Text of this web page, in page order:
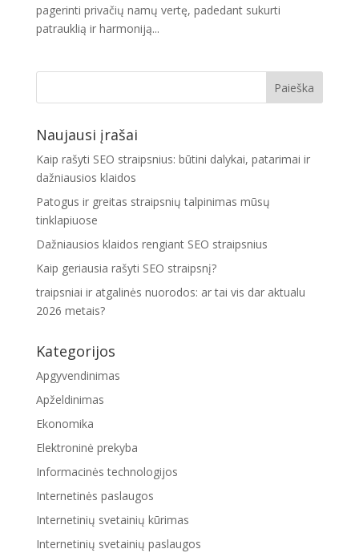
pagerinti privačių namų vertę, padedant sukurti
patrauklią ir harmoniją...
Naujausi įrašai
Kaip rašyti SEO straipsnius: būtini dalykai, patarimai ir
dažniausios klaidos
Patogus ir greitas straipsnių talpinimas mūsų
tinklapiuose
Dažniausios klaidos rengiant SEO straipsnius
Kaip geriausia rašyti SEO straipsnį?
traipsniai ir atgalinės nuorodos: ar tai vis dar aktualu
2026 metais?
Kategorijos
Apgyvendinimas
Apželdinimas
Ekonomika
Elektroninė prekyba
Informacinės technologijos
Internetinės paslaugos
Internetinių svetainių kūrimas
Internetinių svetainių paslaugos